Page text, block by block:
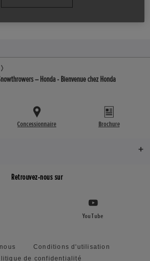
– Honda - Bienvenue chez Honda
Concessionnaire Brochure
Retrouvez-nous sur
YouTube
Conditions d'utilisation
de confidentialité